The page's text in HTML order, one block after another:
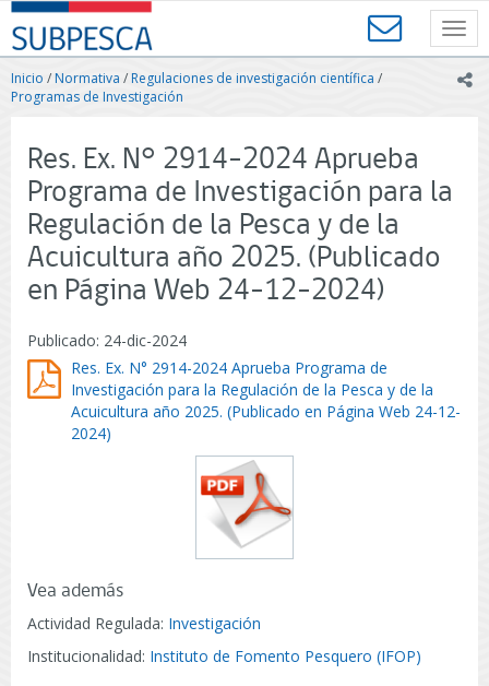
Contenido
principal
SUBPESCA
-
Subsecretaría
de
Acuicultura
Gobierno
de
Chile
Inicio /Normativa / Regulaciones de investigación científica /
Programas de Investigación
Res. Ex. N° 2914-2024 Aprueba
Programa de Investigación para la
Regulación de la Pesca y de la
Acuicultura año 2025. (Publicado
en Página Web 24-12-2024)
Publicado: 24-dic-2024
Res. Ex. N° 2914-2024 Aprueba Programa de
Investigación para la Regulación de la Pesca y de la
Acuicultura año 2025. (Publicado en Página Web 24-12-
2024)
Vea además
Actividad Regulada: Investigación
Institucionalidad: Instituto de Fomento Pesquero (IFOP)